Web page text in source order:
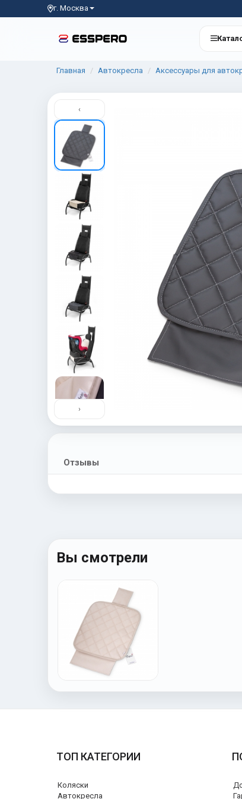
г. Москва
Главная Автокресла Аксессуары для
‹
›
Отзывы
Вы смотрели
ТОП КАТЕГОРИИ
Коляски
Автокресла